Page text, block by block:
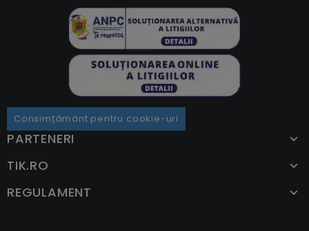
Consimțământ pentru cookie-uri
PARTENERI
TIK.RO
REGULAMENT